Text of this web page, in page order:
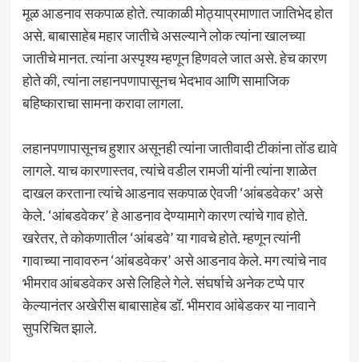
मूळ आडनाव सकपाळ होते. त्याकाळी मोठ्याप्रमाणात जातिभेद होत
असे. बाबासाहेब महार जातीचे असल्याने लोक त्यांना खालच्या
जातीचे मानत. त्यांना अस्पृश्य म्हणून हिणवले जात असे. हेच कारण
होते की, त्यांना लहानपणापासूनच भेदभाव आणि सामाजिक
बहिष्काराचा सामना करावा लागला.
लहानपणापासूनच हुशार असूनही त्यांना जातीवादी टीकांना तोंड द्यावे
लागले. याच कारणास्तव, त्यांचे वडील रामजी यांनी त्यांना शाळेत
दाखल करताना त्यांचे आडनाव सकपाळ ऐवजी ‘आंबडवेकर’ असे
केले. ‘आंबडवेकर’ हे आडनाव देण्यामागे कारण त्यांचे गाव होते.
खरेतर, ते कोकणातील ‘आंबडवे’ या गावचे होते. म्हणून त्यांनी
गावाच्या नावावरुन ‘आंबडवेकर’ असे आडनाव केले. मग त्यांचे नाव
भीमराव आंबडवेकर असे लिहिले गेले. संघर्षाचे अनेक टप्पे पार
केल्यानंतर अखेरीस बाबासाहेब डॉ. भीमराव आंबेडकर या नावाने
सुपरिचित झाले.